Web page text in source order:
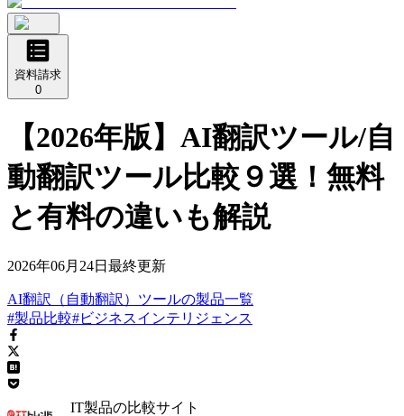
資料請求
0
【2026年版】AI翻訳ツール/自
動翻訳ツール比較９選！無料
と有料の違いも解説
2026年06月24日 最終更新
AI翻訳（自動翻訳）ツールの製品一覧
#製品比較#ビジネスインテリジェンス
IT製品の比較サイト